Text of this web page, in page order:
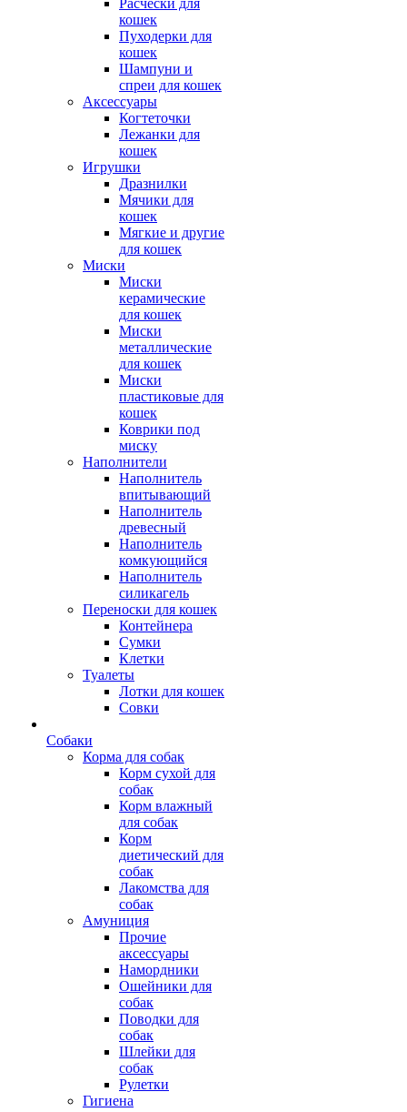
Расчески для
кошек
Пуходерки для
кошек
Шампуни и
спреи для кошек
Аксессуары
Когтеточки
Лежанки для
кошек
Игрушки
Дразнилки
Мячики для
кошек
Мягкие и другие
для кошек
Миски
Миски
керамические
для кошек
Миски
металлические
для кошек
Миски
пластиковые для
кошек
Коврики под
миску
Наполнители
Наполнитель
впитывающий
Наполнитель
древесный
Наполнитель
комкующийся
Наполнитель
силикагель
Переноски для кошек
Контейнера
Сумки
Клетки
Туалеты
Лотки для кошек
Совки
Собаки
Корма для собак
Корм сухой для
собак
Корм влажный
для собак
Корм
диетический для
собак
Лакомства для
собак
Амуниция
Прочие
аксессуары
Намордники
Ошейники для
собак
Поводки для
собак
Шлейки для
собак
Рулетки
Гигиена